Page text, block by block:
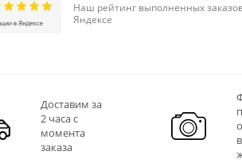
Наш рейтинг выполненных
Яндексе
Доставим за
2 часа с
момента
заказа